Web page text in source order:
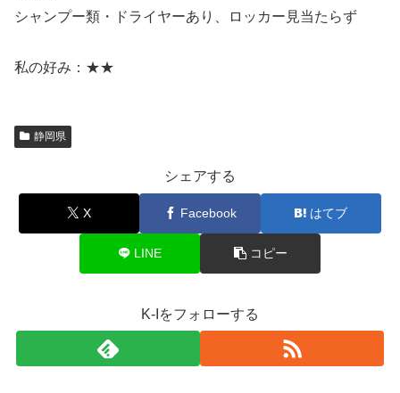
シャンプー類・ドライヤーあり、ロッカー見当たらず
私の好み：★★
静岡県
シェアする
X Facebook はてブ
LINE コピー
K-Iをフォローする